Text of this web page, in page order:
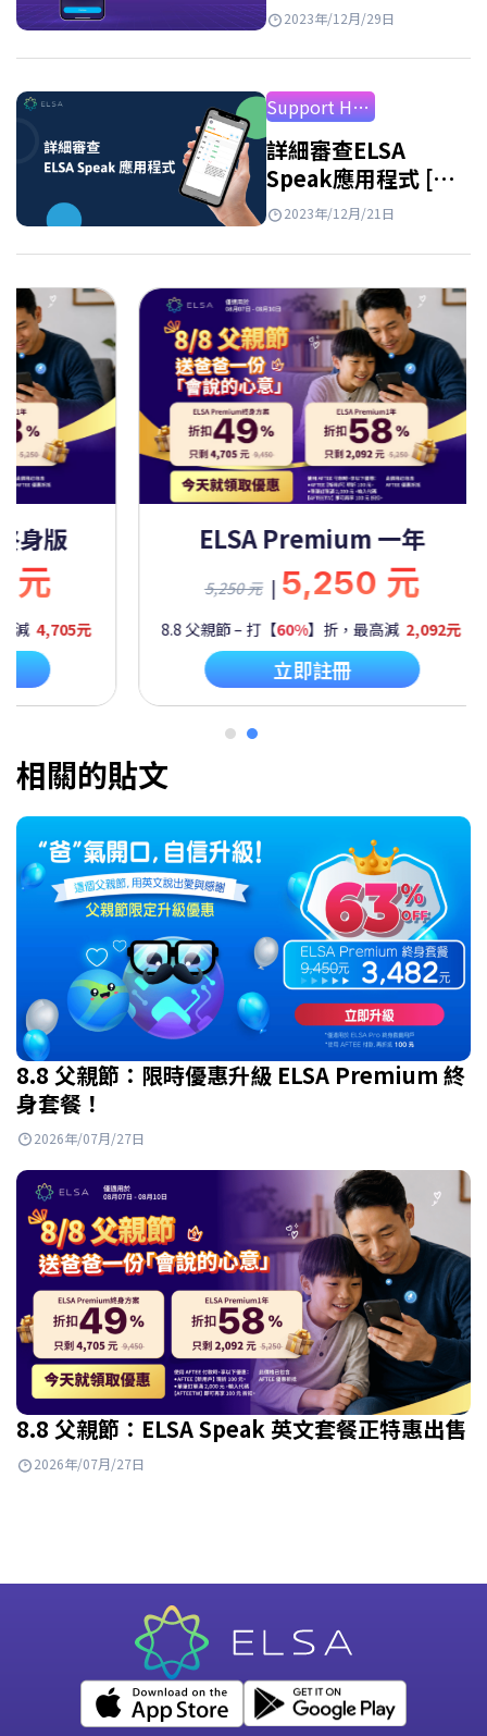
2023年/12月/29日
Support How to Use
詳細審查ELSA
Speak應用程式 [最
新2026年]
2023年/12月/21日
相關的貼文
8.8 父親節：限時優惠升級 ELSA Premium 終
身套餐！
2026年/07月/27日
8.8 父親節：ELSA Speak 英文套餐正特惠出售
2026年/07月/27日
一年
元
】折，最高減 2,092元
即註冊
ELSA Premium 終
9,450 元 |9,450
8.8 父親節 – 打【50%】折，最高
立即註冊